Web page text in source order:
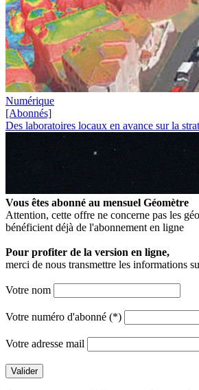
Numérique
[Abonnés]
Des laboratoires locaux en avance sur la
Vous êtes abonné au mensuel Géomètre
Attention, cette offre ne concerne pas les
bénéficient déjà de l'abonnement en ligne
Pour profiter de la version en ligne,
merci de nous transmettre les informations
Votre nom
Votre numéro d'abonné (*)
Votre adresse mail